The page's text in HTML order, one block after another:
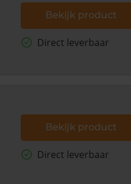
Bekijk product
Direct leverbaar
Bekijk product
Direct leverbaar